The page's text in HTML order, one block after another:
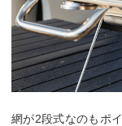
網が2段式なのもポ